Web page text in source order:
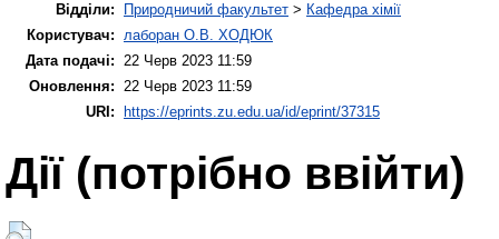
Відділи:
Природничий факультет > Кафедра хімії
Користувач: лаборан О.В. ХОДЮК
Дата подачі: 22 Черв 2023 11:59
Оновлення: 22 Черв 2023 11:59
URI:
https://eprints.zu.edu.ua/id/eprint/37315
Дії ​​(потрібно ввійти)